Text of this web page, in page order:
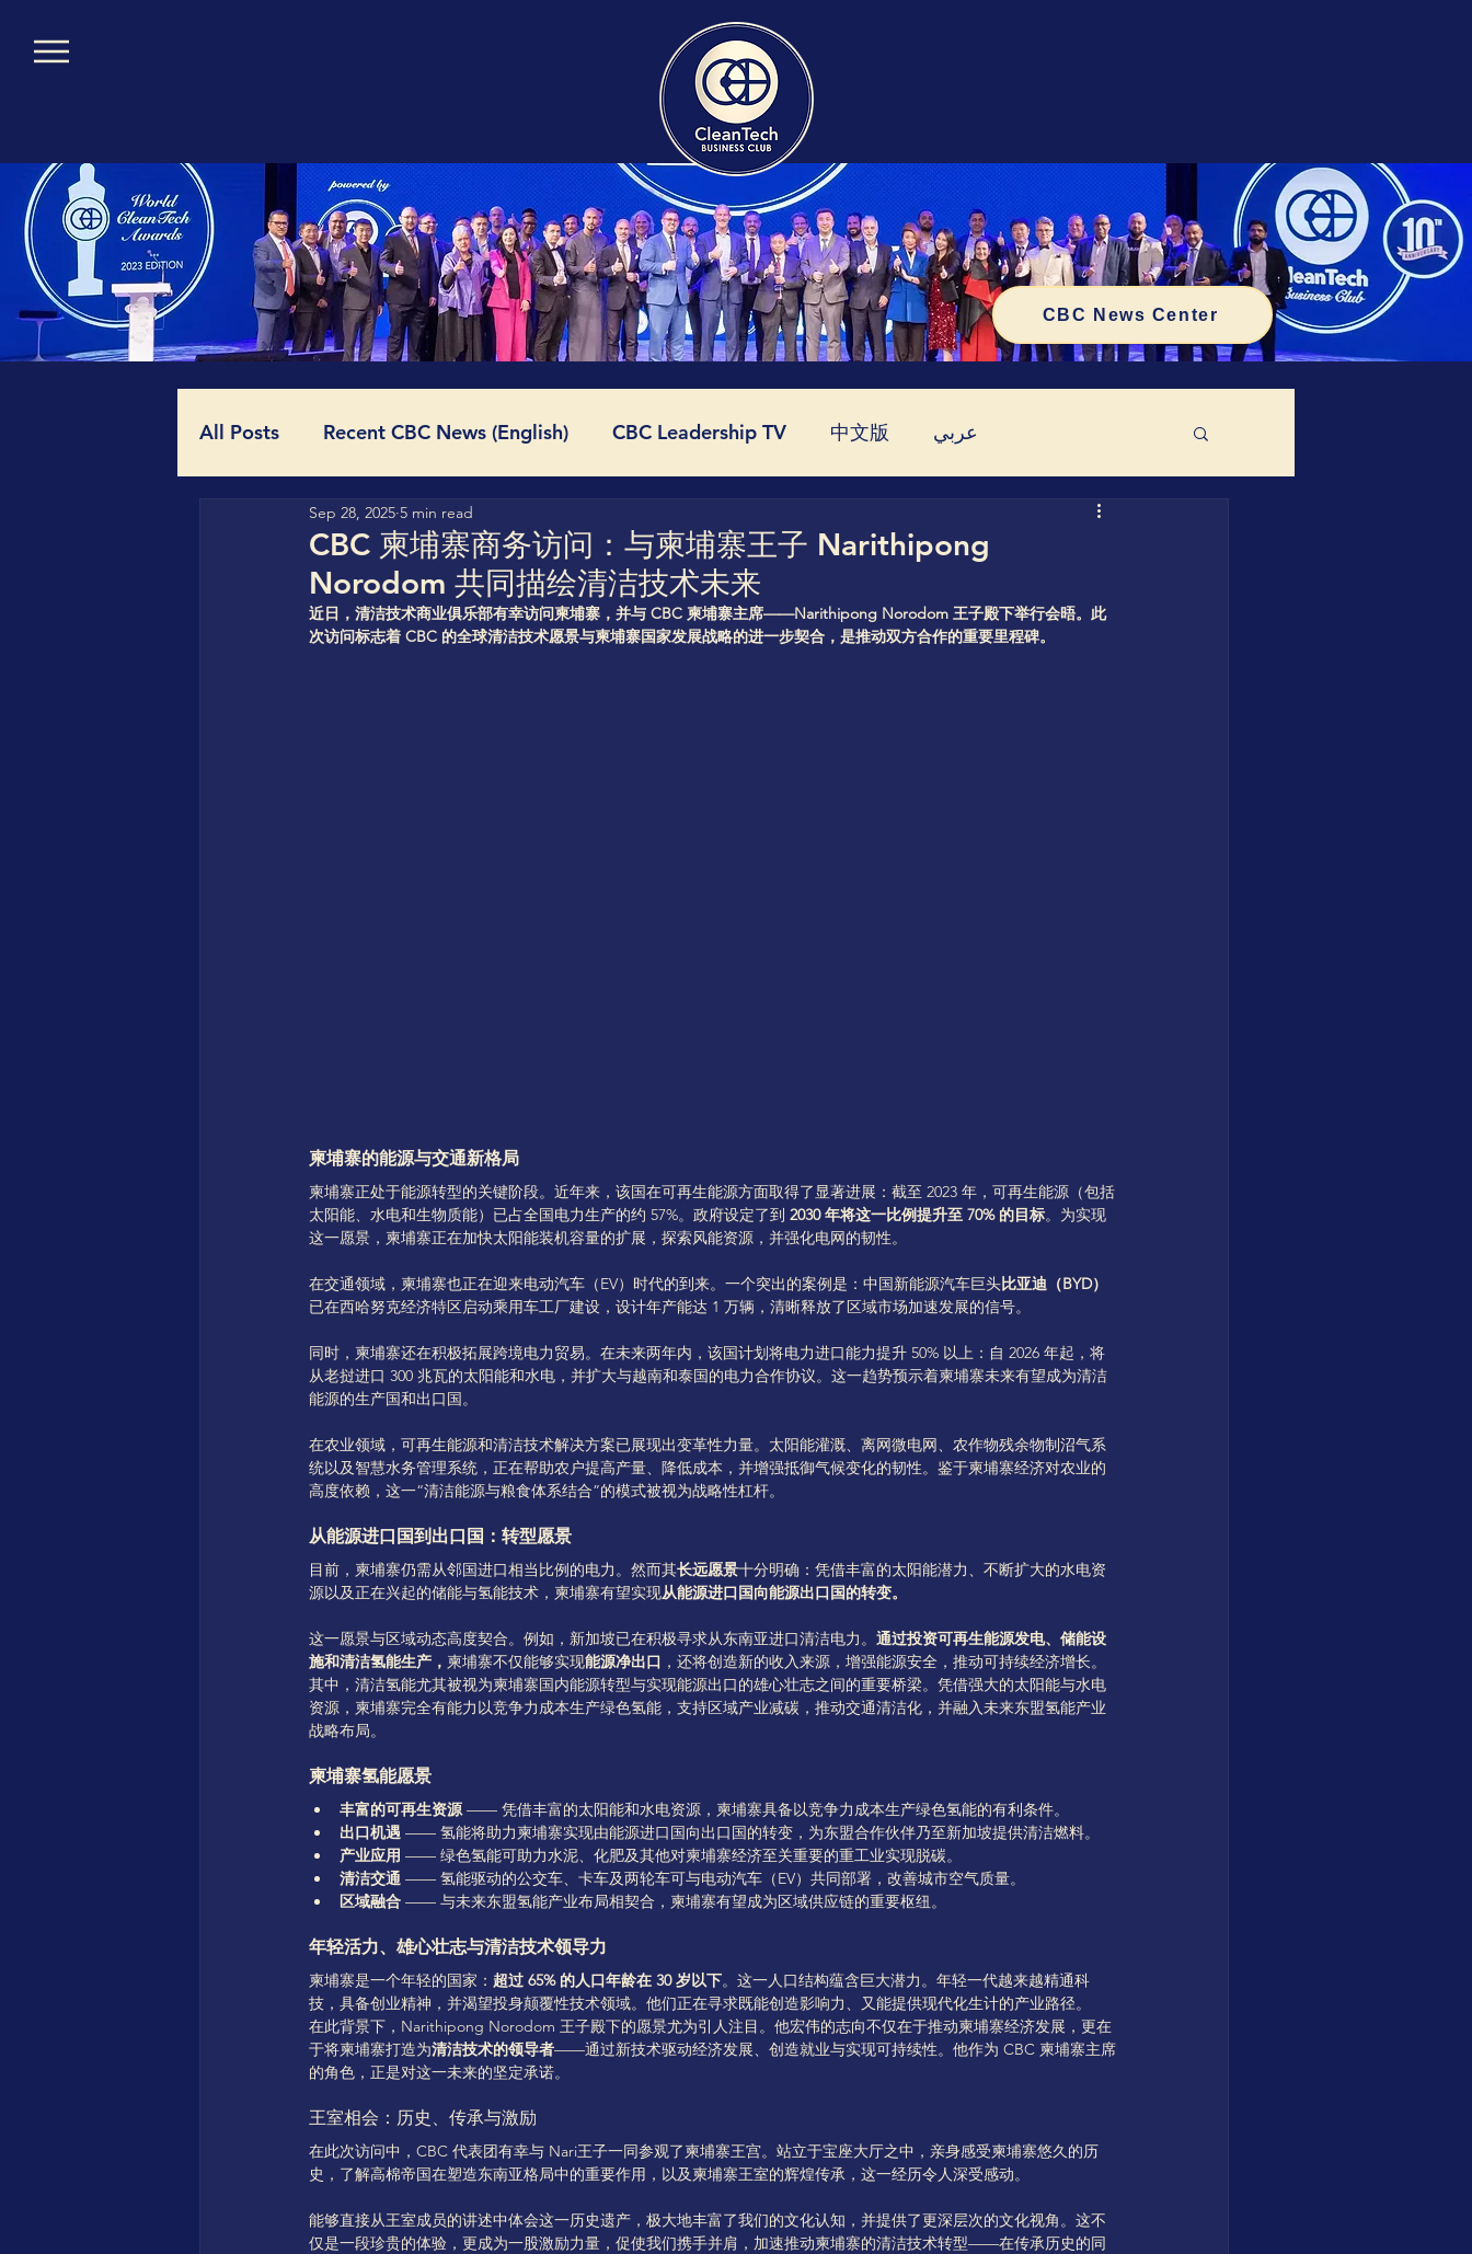
CBC News Center
All Posts Recent CBC News (English) CBC Leadership TV 中文版 عربي
GFHA (Go For Hydrogen Africa)
HyperStrong CBC Clean Hydrogen Hub Quo Vadis Clean Hydrogen
CBC 柬埔寨商务访问：与柬埔寨王子 Narithipong
Norodom 共同描绘清洁技术未来
Sep 28, 2025 5 min read
近日，清洁技术商业俱乐部有幸访问柬埔寨，并与 CBC 柬埔寨主席——Narithipong Norodom 王子殿下举行会晤。此
次访问标志着 CBC 的全球清洁技术愿景与柬埔寨国家发展战略的进一步契合，是推动双方合作的重要里程碑。
柬埔寨的能源与交通新格局
柬埔寨正处于能源转型的关键阶段。近年来，该国在可再生能源方面取得了显著进展：截至 2023 年，可再生能源（包括
太阳能、水电和生物质能）已占全国电力生产的约 57%。政府设定了到 2030 年将这一比例提升至 70% 的目标。为实现
这一愿景，柬埔寨正在加快太阳能装机容量的扩展，探索风能资源，并强化电网的韧性。
在交通领域，柬埔寨也正在迎来电动汽车（EV）时代的到来。一个突出的案例是：中国新能源汽车巨头比亚迪（BYD）
已在西哈努克经济特区启动乘用车工厂建设，设计年产能达 1 万辆，清晰释放了区域市场加速发展的信号。
同时，柬埔寨还在积极拓展跨境电力贸易。在未来两年内，该国计划将电力进口能力提升 50% 以上：自 2026 年起，将
从老挝进口 300 兆瓦的太阳能和水电，并扩大与越南和泰国的电力合作协议。这一趋势预示着柬埔寨未来有望成为清洁
能源的生产国和出口国。
在农业领域，可再生能源和清洁技术解决方案已展现出变革性力量。太阳能灌溉、离网微电网、农作物残余物制沼气系
统以及智慧水务管理系统，正在帮助农户提高产量、降低成本，并增强抵御气候变化的韧性。鉴于柬埔寨经济对农业的
高度依赖，这一“清洁能源与粮食体系结合”的模式被视为战略性杠杆。
从能源进口国到出口国：转型愿景
目前，柬埔寨仍需从邻国进口相当比例的电力。然而其长远愿景十分明确：凭借丰富的太阳能潜力、不断扩大的水电资
源以及正在兴起的储能与氢能技术，柬埔寨有望实现从能源进口国向能源出口国的转变。
这一愿景与区域动态高度契合。例如，新加坡已在积极寻求从东南亚进口清洁电力。 通过投资可再生能源发电、储能设
施和清洁氢能生产， 柬埔寨不仅能够实现能源净出口 ，还将创造新的收入来源，增强能源安全，推动可持续经济增长。
其中，清洁氢能尤其被视为柬埔寨国内能源转型与实现能源出口的雄心壮志之间的重要桥梁。凭借强大的太阳能与水电
资源，柬埔寨完全有能力以竞争力成本生产绿色氢能，支持区域产业减碳，推动交通清洁化，并融入未来东盟氢能产业
战略布局。
柬埔寨氢能愿景
丰富的可再生资源 —— 凭借丰富的太阳能和水电资源，柬埔寨具备以竞争力成本生产绿色氢能的有利条件。
出口机遇 —— 氢能将助力柬埔寨实现由能源进口国向出口国的转变，为东盟合作伙伴乃至新加坡提供清洁燃料。
产业应用 —— 绿色氢能可助力水泥、化肥及其他对柬埔寨经济至关重要的重工业实现脱碳。
清洁交通 —— 氢能驱动的公交车、卡车及两轮车可与电动汽车（EV）共同部署，改善城市空气质量。
区域融合 —— 与未来东盟氢能产业布局相契合，柬埔寨有望成为区域供应链的重要枢纽。
年轻活力、雄心壮志与清洁技术领导力
柬埔寨是一个年轻的国家： 超过 65% 的人口年龄在 30 岁以下。这一人口结构蕴含巨大潜力。年轻一代越来越精通科
技，具备创业精神，并渴望投身颠覆性技术领域。他们正在寻求既能创造影响力、又能提供现代化生计的产业路径。
在此背景下，Narithipong Norodom 王子殿下的愿景尤为引人注目。他宏伟的志向不仅在于推动柬埔寨经济发展，更在
于将柬埔寨打造为清洁技术的领导者——通过新技术驱动经济发展、创造就业与实现可持续性。他作为 CBC 柬埔寨主席
的角色，正是对这一未来的坚定承诺。
王室相会：历史、传承与激励
在此次访问中，CBC 代表团有幸与 Nari王子一同参观了柬埔寨王宫。站立于宝座大厅之中，亲身感受柬埔寨悠久的历
史，了解高棉帝国在塑造东南亚格局中的重要作用，以及柬埔寨王室的辉煌传承，这一经历令人深受感动。
能够直接从王室成员的讲述中体会这一历史遗产，极大地丰富了我们的文化认知，并提供了更深层次的文化视角。这不
仅是一段珍贵的体验，更成为一股激励力量，促使我们携手并肩，加速推动柬埔寨的清洁技术转型——在传承历史的同